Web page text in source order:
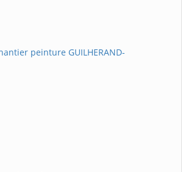
peinture GUILHERAND-